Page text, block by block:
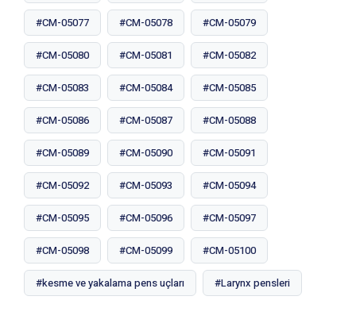
#CM-05077 #CM-05078 #CM-05079
#CM-05080 #CM-05081 #CM-05082
#CM-05083 #CM-05084 #CM-05085
#CM-05086 #CM-05087 #CM-05088
#CM-05089 #CM-05090 #CM-05091
#CM-05092 #CM-05093 #CM-05094
#CM-05095 #CM-05096 #CM-05097
#CM-05098 #CM-05099 #CM-05100
#kesme ve yakalama pens uçları #Larynx pensleri